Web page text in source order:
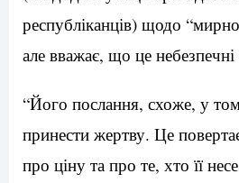
республіканців) щодо
але вважає, що це небезпечні
“Його послання, схоже, у
принести жертву. Це
про ціну та про те, хто її